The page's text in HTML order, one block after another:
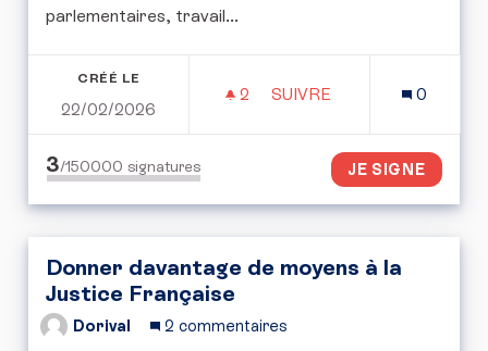
parlementaires, travail...
CRÉÉ LE
22/02/2026
2 2 ABONNÉS
SUIVRE
0
3/150000 signatures JE SIGNE
Donner davantage de moyens à la
Justice Française
Dorival 2 commentaires